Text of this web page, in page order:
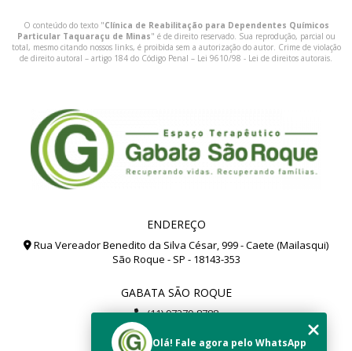
O conteúdo do texto "Clínica de Reabilitação para Dependentes Químicos
Particular Taquaraçu de Minas" é de direito reservado. Sua reprodução, parcial ou
total, mesmo citando nossos links, é proibida sem a autorização do autor. Crime de violação
de direito autoral – artigo 184 do Código Penal – Lei 9610/98 - Lei de direitos autorais.
ENDEREÇO
Rua Vereador Benedito da Silva César, 999 - Caete (Mailasqui)
São Roque - SP - 18143-353
GABATA SÃO ROQUE
(11) 97279-8788
(11) 99112-8504
Olá! Fale agora pelo WhatsApp